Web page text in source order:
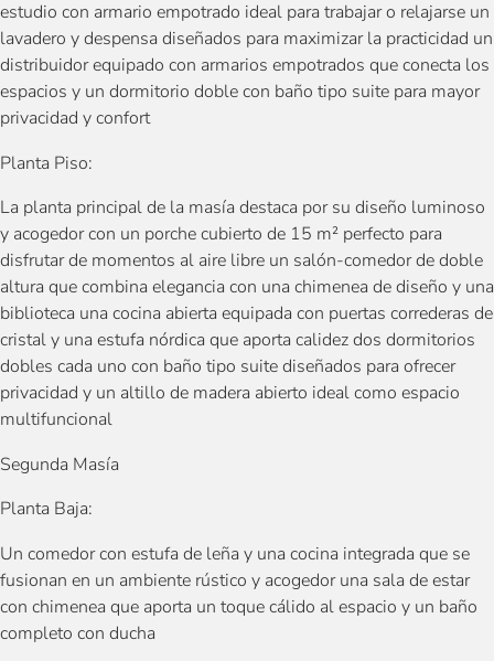
estudio con armario empotrado ideal para trabajar o relajarse un
lavadero y despensa diseñados para maximizar la practicidad un
distribuidor equipado con armarios empotrados que conecta los
espacios y un dormitorio doble con baño tipo suite para mayor
privacidad y confort
Planta Piso:
La planta principal de la masía destaca por su diseño luminoso
y acogedor con un porche cubierto de 15 m² perfecto para
disfrutar de momentos al aire libre un salón-comedor de doble
altura que combina elegancia con una chimenea de diseño y una
biblioteca una cocina abierta equipada con puertas correderas de
cristal y una estufa nórdica que aporta calidez dos dormitorios
dobles cada uno con baño tipo suite diseñados para ofrecer
privacidad y un altillo de madera abierto ideal como espacio
multifuncional
Segunda Masía
Planta Baja:
Un comedor con estufa de leña y una cocina integrada que se
fusionan en un ambiente rústico y acogedor una sala de estar
con chimenea que aporta un toque cálido al espacio y un baño
completo con ducha